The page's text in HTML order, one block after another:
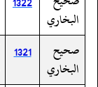
البخاري
صحيح
البخاري
1321